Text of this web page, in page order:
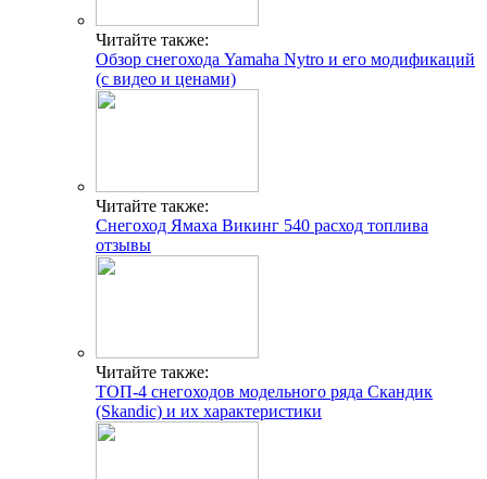
Читайте также:
Обзор снегохода Yamaha Nytro и его модификаций
(с видео и ценами)
Читайте также:
Снегоход Ямаха Викинг 540 расход топлива
отзывы
Читайте также:
ТОП-4 снегоходов модельного ряда Скандик
(Skandic) и их характеристики